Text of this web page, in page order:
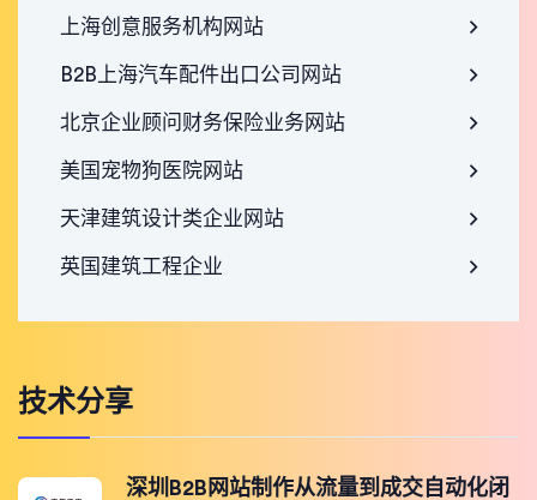
上海创意服务机构网站
B2B上海汽车配件出口公司网站
北京企业顾问财务保险业务网站
美国宠物狗医院网站
天津建筑设计类企业网站
英国建筑工程企业
技术分享
深圳B2B网站制作从流量到成交自动化闭